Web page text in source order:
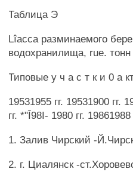
Таблица Э
Lîacca разминаемого
водохранилища, rue. тонн
Типовые у ч а с т к и 0 а
19531955 гг. 19531900 гг.
гг. *"Î98I- 1980 гг. 19861988
1. Залив Чирский -
2. г. Циалянск -